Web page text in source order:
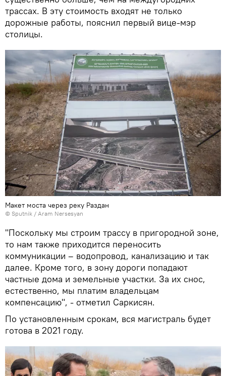
трассах. В эту стоимость входят не только
дорожные работы, пояснил первый вице-мэр
столицы.
Макет моста через реку Раздан
© Sputnik / Aram Nersesyan
"Поскольку мы строим трассу в пригородной зоне,
то нам также приходится переносить
коммуникации – водопровод, канализацию и так
далее. Кроме того, в зону дороги попадают
частные дома и земельные участки. За их снос,
естественно, мы платим владельцам
компенсацию", - отметил Саркисян.
По установленным срокам, вся магистраль будет
готова в 2021 году.